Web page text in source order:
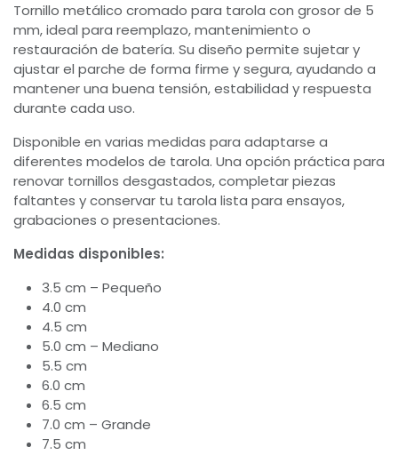
Tornillo metálico cromado para tarola con grosor de 5
mm, ideal para reemplazo, mantenimiento o
restauración de batería. Su diseño permite sujetar y
ajustar el parche de forma firme y segura, ayudando a
mantener una buena tensión, estabilidad y respuesta
durante cada uso.
Disponible en varias medidas para adaptarse a
diferentes modelos de tarola. Una opción práctica para
renovar tornillos desgastados, completar piezas
faltantes y conservar tu tarola lista para ensayos,
grabaciones o presentaciones.
Medidas disponibles:
3.5 cm – Pequeño
4.0 cm
4.5 cm
5.0 cm – Mediano
5.5 cm
6.0 cm
6.5 cm
7.0 cm – Grande
7.5 cm